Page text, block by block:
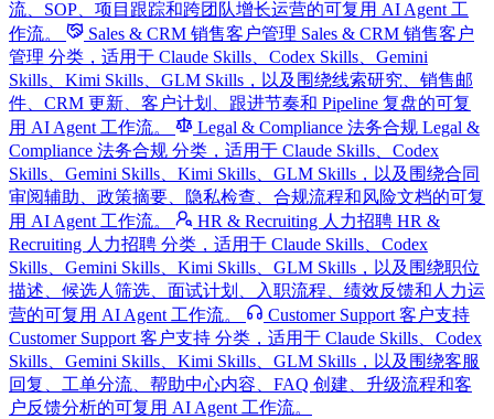
流、SOP、项目跟踪和跨团队增长运营的可复用 AI Agent 工
作流。
Sales & CRM 销售客户管理 Sales & CRM 销售客户
管理 分类，适用于 Claude Skills、Codex Skills、Gemini
Skills、Kimi Skills、GLM Skills，以及围绕线索研究、销售邮
件、CRM 更新、客户计划、跟进节奏和 Pipeline 复盘的可复
用 AI Agent 工作流。
Legal & Compliance 法务合规 Legal &
Compliance 法务合规 分类，适用于 Claude Skills、Codex
Skills、Gemini Skills、Kimi Skills、GLM Skills，以及围绕合同
审阅辅助、政策摘要、隐私检查、合规流程和风险文档的可复
用 AI Agent 工作流。
HR & Recruiting 人力招聘 HR &
Recruiting 人力招聘 分类，适用于 Claude Skills、Codex
Skills、Gemini Skills、Kimi Skills、GLM Skills，以及围绕职位
描述、候选人筛选、面试计划、入职流程、绩效反馈和人力运
营的可复用 AI Agent 工作流。
Customer Support 客户支持
Customer Support 客户支持 分类，适用于 Claude Skills、Codex
Skills、Gemini Skills、Kimi Skills、GLM Skills，以及围绕客服
回复、工单分流、帮助中心内容、FAQ 创建、升级流程和客
户反馈分析的可复用 AI Agent 工作流。